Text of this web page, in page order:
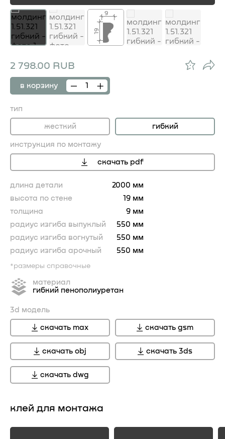
9
19
2 798.00 RUB
в корзину
тип
жесткий гибкий
инструкция по монтажу
скачать pdf
длина детали
2000 мм
высота по стене
19 мм
толщина
9 мм
радиус изгиба выпуклый
550 мм
радиус изгиба вогнутый
550 мм
радиус изгиба арочный
550 мм
*размеры справочные
материал
гибкий пенополиуретан
3d модель
скачать max скачать gsm
скачать obj скачать 3ds
скачать dwg
клей для монтажа